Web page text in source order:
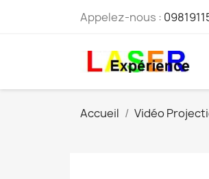
Appelez-nous :
Accueil Vidéo